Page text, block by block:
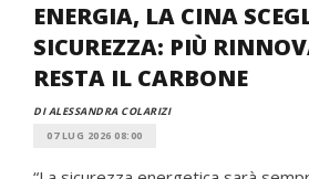
ENERGIA, LA CINA
SICUREZZA: PIÙ
RESTA IL CARBONE
DI ALESSANDRA COLARIZI
07 LUG 2026 08:00